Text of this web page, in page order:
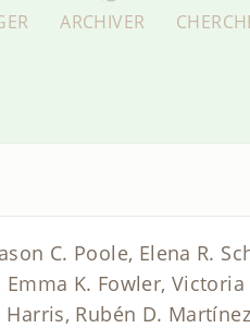
ARCHIVER
C. Poole, Elena R.
K. Fowler,
Rubén D.